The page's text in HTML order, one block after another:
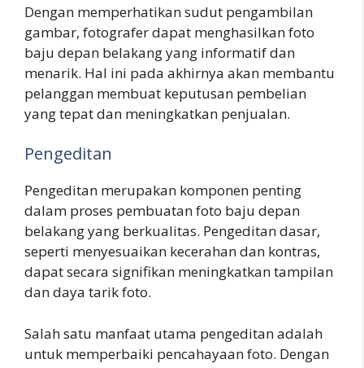
Dengan memperhatikan sudut pengambilan
gambar, fotografer dapat menghasilkan foto
baju depan belakang yang informatif dan
menarik. Hal ini pada akhirnya akan membantu
pelanggan membuat keputusan pembelian
yang tepat dan meningkatkan penjualan.
Pengeditan
Pengeditan merupakan komponen penting
dalam proses pembuatan foto baju depan
belakang yang berkualitas. Pengeditan dasar,
seperti menyesuaikan kecerahan dan kontras,
dapat secara signifikan meningkatkan tampilan
dan daya tarik foto.
Salah satu manfaat utama pengeditan adalah
untuk memperbaiki pencahayaan foto. Dengan